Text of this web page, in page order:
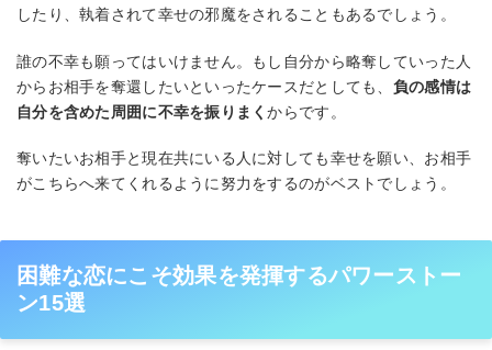
したり、執着されて幸せの邪魔をされることもあるでしょう。
誰の不幸も願ってはいけません。もし自分から略奪していった人
からお相手を奪還したいといったケースだとしても、 負の感情は
自分を含めた周囲に不幸を振りまくからです。
奪いたいお相手と現在共にいる人に対しても幸せを願い、お相手
がこちらへ来てくれるように努力をするのがベストでしょう。
困難な恋にこそ効果を発揮するパワーストー
ン15選